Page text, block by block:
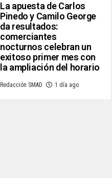
La apuesta de Carlos
Pinedo y Camilo George
da resultados:
comerciantes
nocturnos celebran un
exitoso primer mes con
la ampliación del horario
Redacción SMAD 1 día ago